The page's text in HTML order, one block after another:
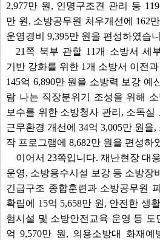
2,977만 원, 인명구조견 관리 등
만 원, 소방공무원 처우개선에 162
운영경비 9,395만 원을 편성하였습
21쪽 북부 관할 11개 소방서 세
기반 강화를 위한 1개 소방서 이전
145억 6,890만 원을 소방력 보강 예
람 나는 직장분위기 조성을 위해
보수를 위한 소방청사 관리, 소독실
근무환경 개선에 34억 3,005만 원을
작 프로그램에 8,682만 원을 편성하
이어서 23쪽입니다. 재난현장 대
운영, 소방용수시설 보강 등 소방장
긴급구조 종합훈련과 소방공무원
확립에 15억 5,658만 원, 안전한 생
험시설 및 소방안전교육 운영 등 도
억 9,570만 원, 의용소방대 화재예